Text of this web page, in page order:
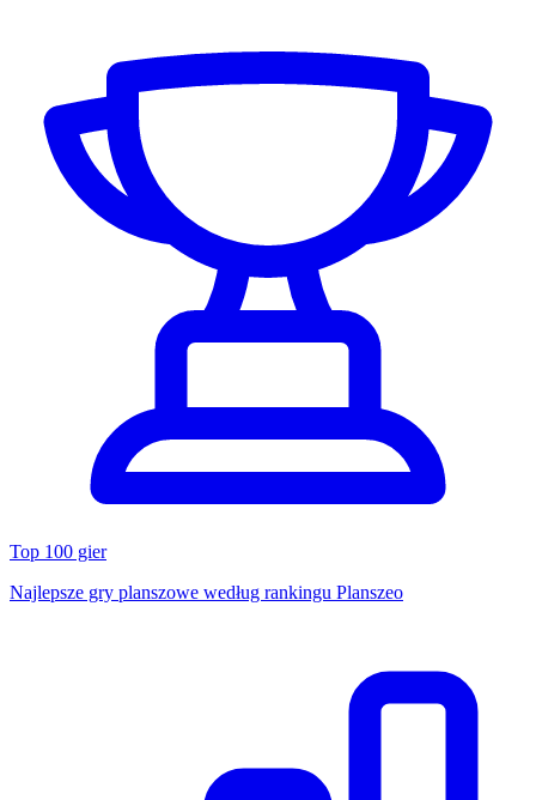
Top 100 gier
Najlepsze gry planszowe według rankingu Planszeo